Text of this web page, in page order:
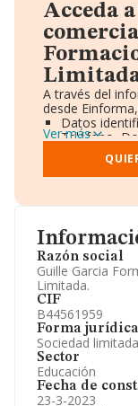
Razón social
Guille Garcia
Limitada.
CIF
B44561959
Forma jurídica
Sociedad
Sector
Educación
Fecha de
23-3-2023
Acceda
A través del
desde
Datos
Teléfono,
Informe
Gráficos de
Consejo de
Accionistas.
Artículos de
Información
Ver más